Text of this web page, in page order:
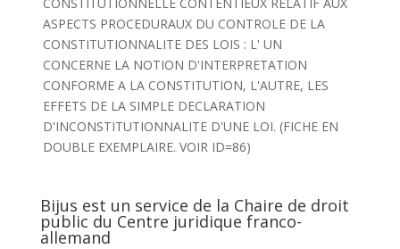
ASPECTS PROCEDURAUX DU CONTROLE DE LA
CONSTITUTIONNALITE DES LOIS : L' UN
CONCERNE LA NOTION D'INTERPRETATION
CONFORME A LA CONSTITUTION, L'AUTRE, LES
EFFETS DE LA SIMPLE DECLARATION
D'INCONSTITUTIONNALITE D'UNE LOI. (FICHE EN
DOUBLE EXEMPLAIRE. VOIR ID=86)
Bijus est un service de la Chaire de droit
public du Centre juridique franco-
allemand